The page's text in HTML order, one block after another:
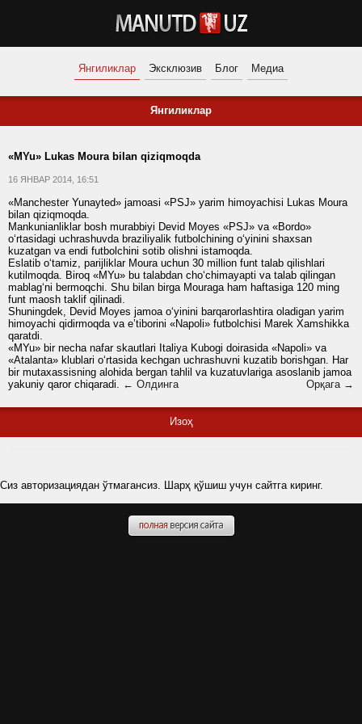
Янгиликлар Эксклюзив Блог Медиа
Янгиликлар
«MYu» Lukas Moura bilan qiziqmoqda
16 ЯНВАР 2014, 16:51
«Manchester Yunayted» jamoasi «PSJ» yarim himoyachisi Lukas Moura
bilan qiziqmoqda.
Mankunianliklar bosh murabbiyi Devid Moyes «PSJ» va «Bordo»
o‘rtasidagi uchrashuvda braziliyalik futbolchining o‘yinini shaxsan
kuzatgan va endi futbolchini sotib olishni istamoqda.
Eslatib o‘tamiz, parijliklar Moura uchun 30 million funt talab qilishlari
kutilmoqda. Biroq «MYu» bu talabdan cho‘chimayapti va talab qilingan
mablag‘ni bermoqchi. Shu bilan birga Mouraga ham haftasiga 120 ming
funt maosh taklif qilinadi.
Shuningdek, Devid Moyes jamoa o‘yinini barqarorlashtira oladigan yarim
himoyachi qidirmoqda va eʼtiborini «Napoli» futbolchisi Marek Xamshikka
qaratdi.
«MYu» bir necha nafar skautlari Italiya Kubogi doirasida «Napoli» va
«Atalanta» klublari o‘rtasida kechgan uchrashuvni kuzatib borishgan. Har
bir mutaxassisning alohida bergan tahlil va kuzatuvlariga asoslanib jamoa
yakuniy qaror chiqaradi. ← Олдинга Орқага →
Изоҳ
Сиз авторизациядан ўтмагансиз. Шарҳ қўшиш учун сайтга киринг.